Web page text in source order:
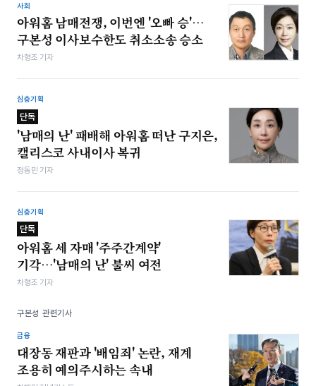
사회
아워홈 남매전쟁, 이번엔 '오빠 승'…
구본성 이사보수한도 취소소송 승소
차형조 기자
심층기획
단독
'남매의 난' 패배해 아워홈 떠난 구지은,
캘리스코 사내이사 복귀
정동민 기자
심층기획
단독
아워홈 세 자매 '주주간계약'
기각…'남매의 난' 불씨 여전
차형조 기자
구본성 관련기사
금융
대장동 재판과 '배임죄' 논란, 재계
조용히 예의주시하는 속내